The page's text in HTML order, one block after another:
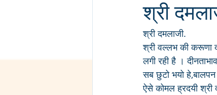
श्री
श्री दमलाजी.
श्री वल्लभ की करूणा
लगी रही है ।
सब छुटो भयो
ऐसे कोमल ह्रदयी